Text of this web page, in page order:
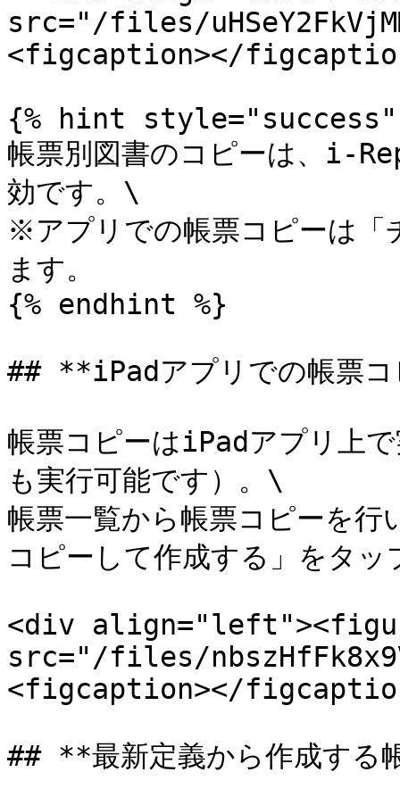
src="/files/
<figcaption></
{% hint style="success"
帳票別図書のコピーは、i-
効です。\
※アプリでの帳票コピーは「
ます。
{% endhint %}
## **iPadアプリでの帳票
帳票コピーはiPadアプリ上
も実行可能です）。\
帳票一覧から帳票コピーを行
コピーして作成する」をタッ
<div
src="/files/
<figcaption></
## **最新定義から作成する